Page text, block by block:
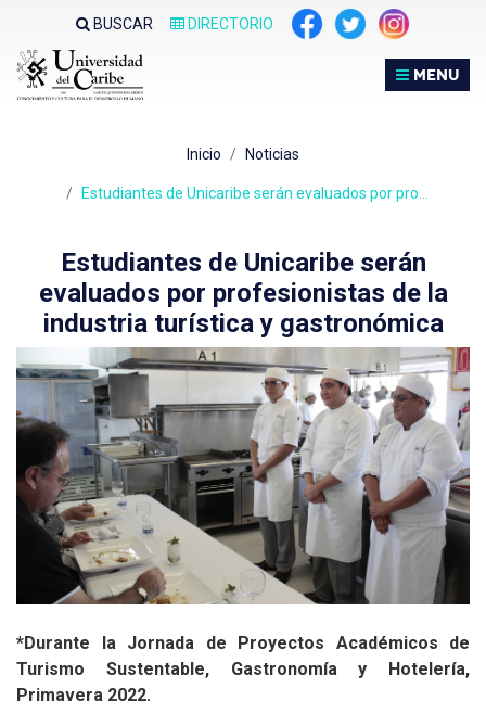
sitio
web
BUSCAR DIRECTORIO
MENU
Inicio Noticias
Estudiantes de Unicaribe serán evaluados por pro…
Estudiantes de Unicaribe serán
evaluados por profesionistas de la
industria turística y gastronómica
*Durante la Jornada de Proyectos Académicos de
Turismo Sustentable, Gastronomía y Hotelería,
Primavera 2022.